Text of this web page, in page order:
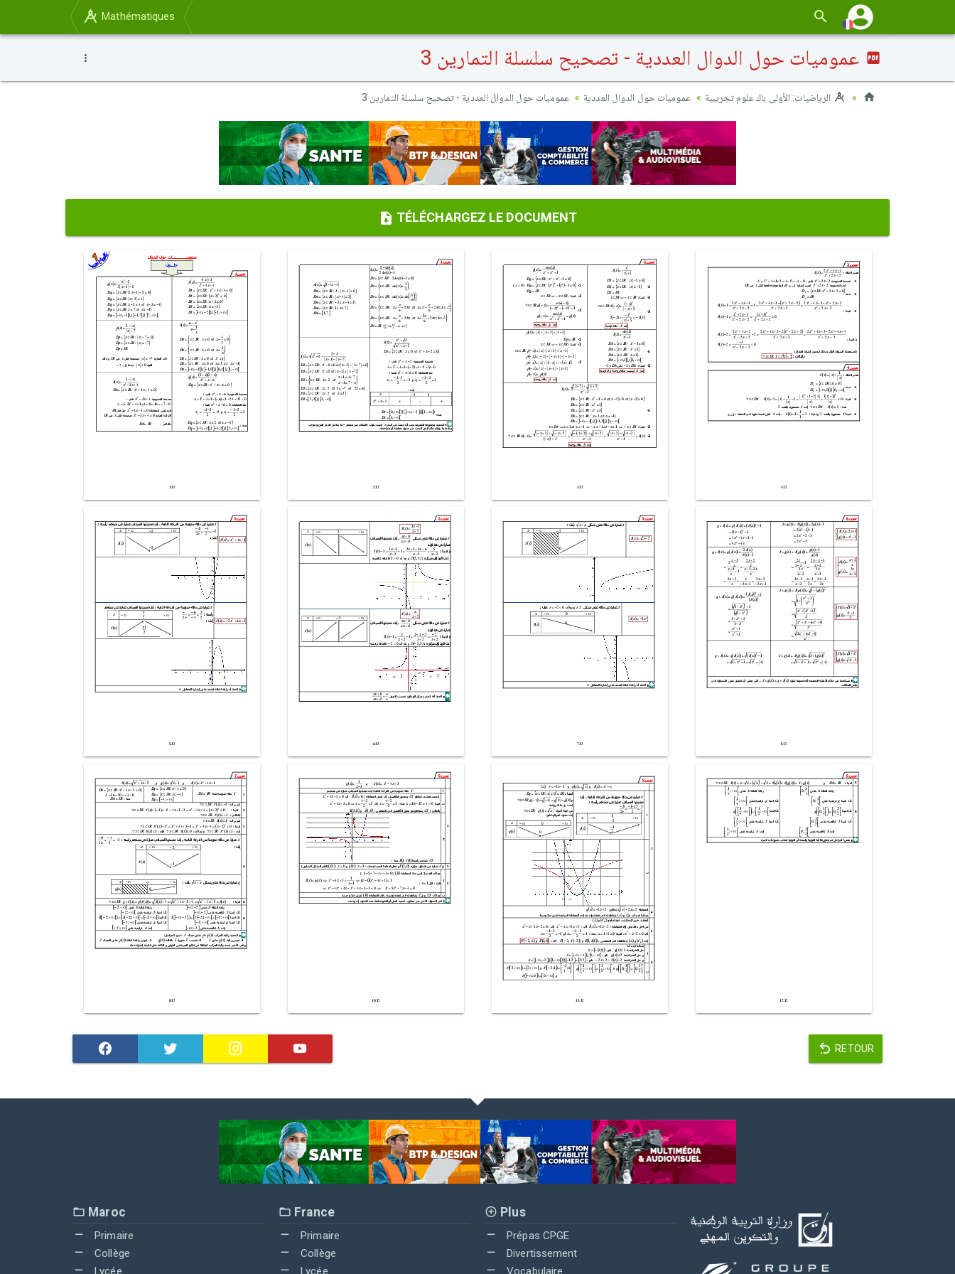
Mathématiques
عموميات حول الدوال العددية - تصحيح سلسلة التمارين 3
الرياضيات: الأولى باك علوم تجريبية عموميات حول الدوال العددية عموميات حول الدوال العددية - تصحيح سلسلة التمارين 3
TÉLÉCHARGEZ LE DOCUMENT
RETOUR
Maroc
Primaire
Collège
Lycée
France
Primaire
Collège
Lycée
Plus
Prépas CPGE
Divertissement
Vocabulaire